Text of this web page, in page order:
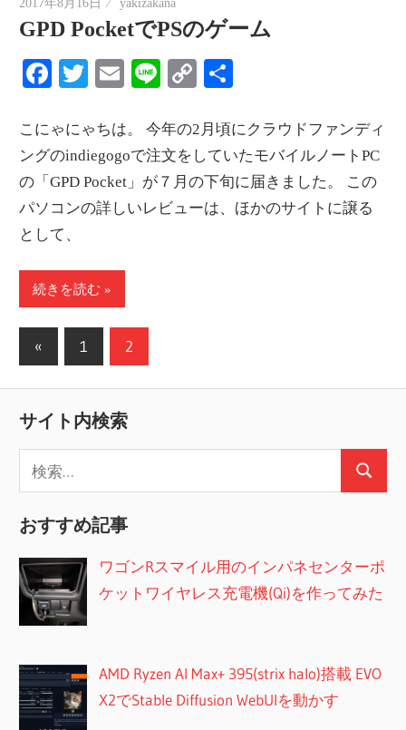
2017年8月16日 yakizakana
GPD PocketでPSのゲーム
Facebook
Twitter
EmailLineCopy
こにゃにゃちは。 今年の2月頃にクラウドファンディ
ングのindiegogoで注文をしていたモバイルノートPC
の「GPD Pocket」が７月の下旬に届きました。 この
パソコンの詳しいレビューは、ほかのサイトに譲る
として、
続きを読む
投
の
ペ
ー
ジ
送
り
«
の
事
1 2
サイト内検索
索:
検
おすすめ記事
ワゴンRスマイル用のインパネセンターポ
ケットワイヤレス充電機(Qi)を作ってみた
AMD Ryzen AI Max+ 395(strix halo)搭載 EVO
X2でStable Diffusion WebUIを動かす